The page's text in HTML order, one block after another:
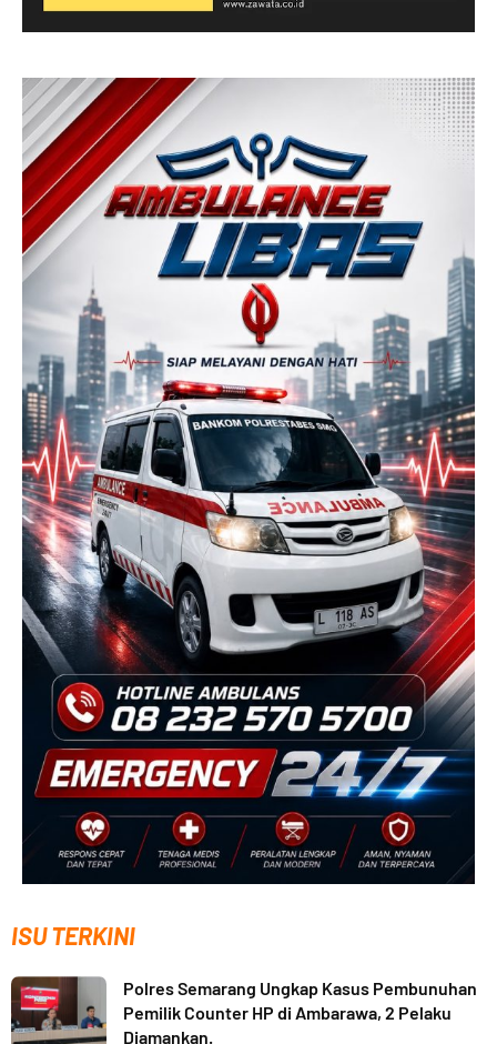
ISU TERKINI
Polres Semarang Ungkap Kasus Pembunuhan
Pemilik Counter HP di Ambarawa, 2 Pelaku
Diamankan.